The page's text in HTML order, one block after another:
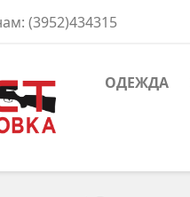
(3952)434315
ОДЕЖДА